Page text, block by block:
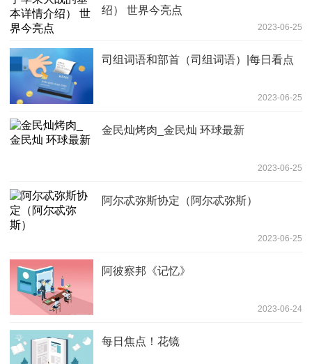
绍） 世界今亮点
2023-06-25
司组词语和部首（司组词语）|每日看点
2023-06-25
金民灿烤肉_金民灿 环球最新
2023-06-25
阿尔忒弥斯协定（阿尔忒弥斯）
2023-06-25
阿彼察邦《记忆》
2023-06-24
每日焦点！花镜